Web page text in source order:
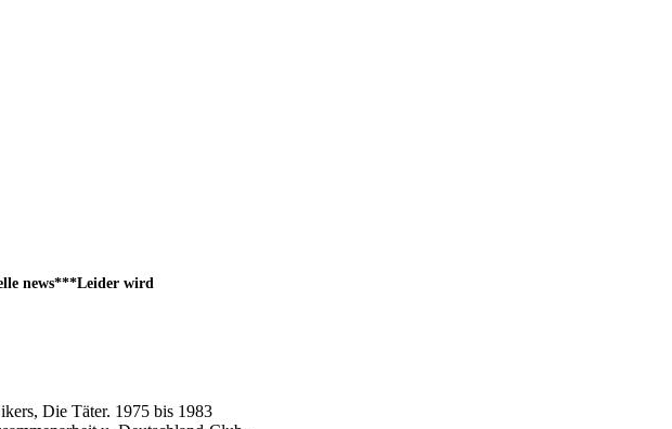
news***Leider wird die diesjährige BEATLES_NIGHT nicht mehr auf Schloss Heiligenberg
Die Täter. 1975 bis 1983